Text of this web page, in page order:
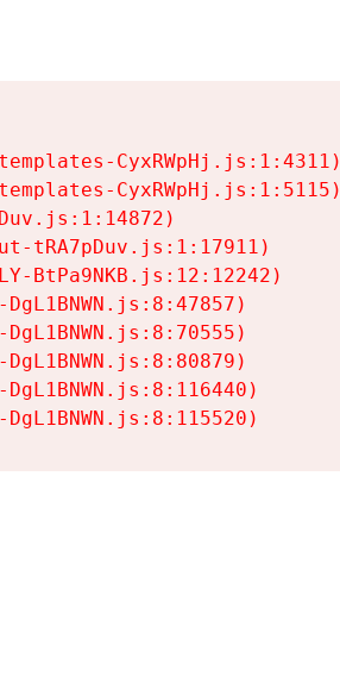
CyxRWpHj.js:1:4311)
CyxRWpHj.js:1:5115)
tRA7pDuv.js:1:17911)
BtPa9NKB.js:12:12242)